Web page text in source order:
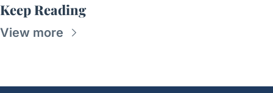
Keep Reading
View more